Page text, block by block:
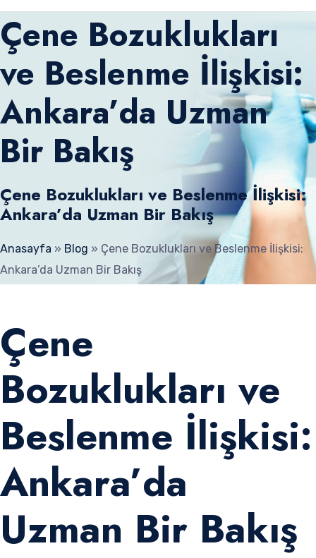
Çene Bozuklukları
ve Beslenme İlişkisi:
Ankara’da Uzman
Bir Bakış
Çene Bozuklukları ve Beslenme İlişkisi:
Ankara’da Uzman Bir Bakış
Anasayfa » Blog » Çene Bozuklukları ve Beslenme İlişkisi:
Ankara’da Uzman Bir Bakış
Çene
Bozuklukları ve
Beslenme İlişkisi:
Ankara’da
Uzman Bir Bakış